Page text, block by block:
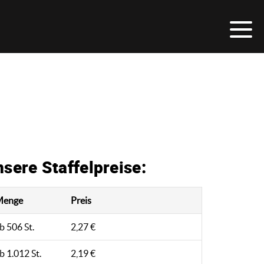
Staffelpreise:
Preis
506 St. 2,27 €
1.012 St. 2,19 €